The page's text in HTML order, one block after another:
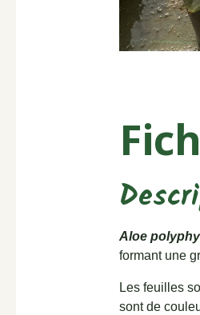
Aloe
formant une
Les feuilles
sont de